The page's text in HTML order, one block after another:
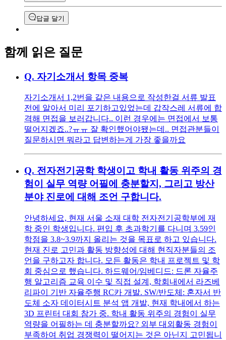
답글 달기
함께 읽은 질문
Q. 자기소개서 항목 중복
자기소개서 1,2번을 같은 내용으로 작성한걸 서류 발표
전에 알아서 미리 포기하고있었는데 갑작스레 서류에 합
격해 면접을 보러갑니다.. 이런 경우에는 면접에서 보통
떨어지겠죠..?ㅠㅠ 잘 확인했어야됐는데.. 면접관분들이
질문하시면 뭐라고 답변하는게 가장 좋을까요
Q. 전자전기공학 학생이고 학내 활동 위주의 경
험이 실무 역량 어필에 충분할지, 그리고 방산
분야 진로에 대해 조언 구합니다.
안녕하세요, 현재 서울 소재 대학 전자전기공학부에 재
학 중인 학생입니다. 편입 후 초과학기를 다니며 3.59인
학점을 3.8~3.9까지 올리는 것을 목표로 하고 있습니다.
현재 진로 고민과 활동 방향성에 대해 현직자분들의 조
언을 구하고자 합니다. 모든 활동은 학내 프로젝트 및 학
회 중심으로 했습니다. 하드웨어/임베디드: 드론 자율주
행 알고리즘 교육 이수 및 직접 설계, 학회내에서 라즈베
리파이 기반 자율주행 RC카 개발. SW/반도체: 혼자서 반
도체 소자 데이터시트 분석 앱 개발, 현재 학내에서 하는
3D 프린터 대회 참가 중. 학내 활동 위주의 경험이 실무
역량을 어필하는 데 충분할까요? 외부 대외활동 경험이
부족하여 취업 경쟁력이 떨어지는 것은 아닌지 고민됩니